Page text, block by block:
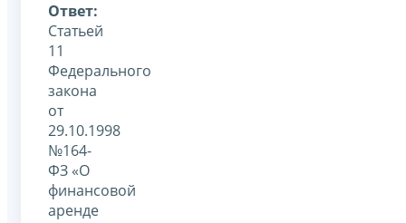
Ответ:
Статьей
11
Федерального
закона
от
29.10.1998
№164-
ФЗ «О
финансовой
аренде